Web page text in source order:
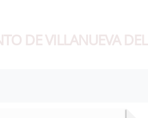
DE VILLANUEVA